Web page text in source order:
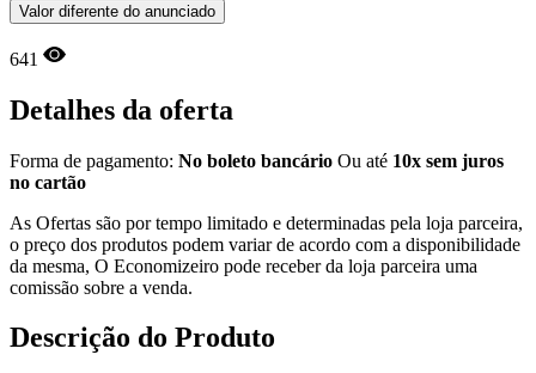
Valor diferente do anunciado
641
Detalhes da oferta
Forma de pagamento: No boleto bancário Ou até 10x sem juros
no cartão
As Ofertas são por tempo limitado e determinadas pela loja parceira,
o preço dos produtos podem variar de acordo com a disponibilidade
da mesma, O Economizeiro pode receber da loja parceira uma
comissão sobre a venda.
Descrição do Produto